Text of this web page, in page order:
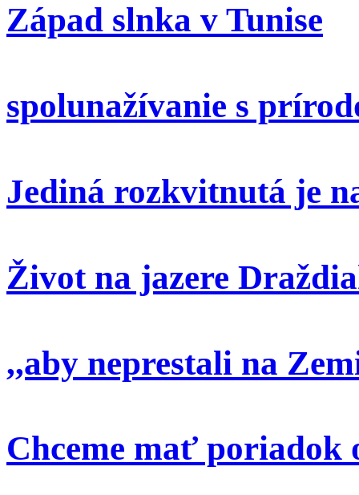
Západ slnka v Tunise
spolunažívanie s
Jediná rozkvitnutá je
Život na jazere
,,aby neprestali na
Chceme mať poriadok